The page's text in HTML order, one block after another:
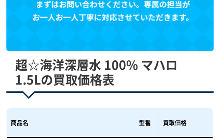
超☆海洋深層水 100% マハロ
1.5Lの買取価格表
商品名 型番 買取価格